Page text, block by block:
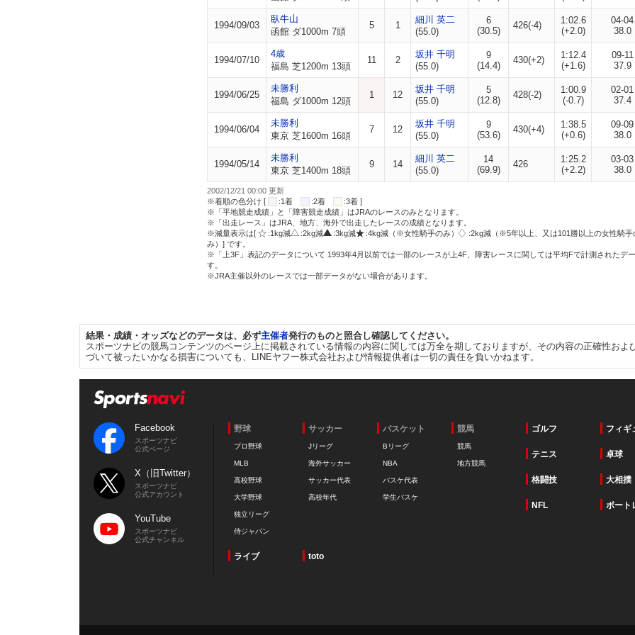
1994/09/03
臥牛山
函館 ダ1000m 7頭
5 1
細川 英二
(55.0)
6
(30.5)
426(-4)
1:02.6
(+2.0)
04-04
38.0
1994/07/10
4歳
福島 芝1200m 13頭
11 2
坂井 千明
(55.0)
9
(14.4)
430(+2)
1:12.4
(+1.6)
09-11
37.9
1994/06/25
未勝利
福島 ダ1000m 12頭
1 12
坂井 千明
(55.0)
5
(12.8)
428(-2)
1:00.9
(-0.7)
02-01
37.4
1994/06/04
未勝利
東京 芝1600m 16頭
7 12
坂井 千明
(55.0)
9
(53.6)
430(+4)
1:38.5
(+0.6)
09-09
38.0
1994/05/14
未勝利
東京 芝1400m 18頭
9 14
細川 英二
(55.0)
14
(69.9)
426
1:25.2
(+2.2)
03-03
38.0
2002/12/21 00:00 更新
※着順の色分け [
:1着 :2着
:3着 ]
※「平地競走成績」と「障害競走成績」はJRAのレースのみとなります。
※「出走レース」はJRA、地方、海外で出走したレースの成績となります。
※減量表示は[
:1kg減 :2kg減 :3kg減 :4kg減（※女性騎手のみ）
:2kg減（※5年以上、又は101勝以上の女性騎手
み）] です。
※「上3F」表記のデータについて 1993年4月以前では一部のレースが上4F、障害レースに関しては平均Fで計測されたデ
す。
※JRA主催以外のレースでは一部データがない場合があります。
結果・成績・オッズなどのデータは、必ず主催者発行のものと照合し確認してください。
スポーツナビの競馬コンテンツのページ上に掲載されている情報の内容に関しては万全を期しておりますが、その内容の正確性お
づいて被ったいかなる損害についても、LINEヤフー株式会社および情報提供者は一切の責任を負いかねます。
Facebook
スポーツナビ
公式ページ
X（旧Twitter）
スポーツナビ
公式アカウント
YouTube
スポーツナビ
公式チャンネル
野球
プロ野球
MLB
高校野球
大学野球
独立リーグ
侍ジャパン
サッカー
Jリーグ
海外サッカー
サッカー代表
高校年代
バスケット
Bリーグ
NBA
バスケ代表
学生バスケ
競馬
競馬
地方競馬
ゴルフ フィギ
テニス 卓球
格闘技 大相撲
NFL ボート
ライブ toto